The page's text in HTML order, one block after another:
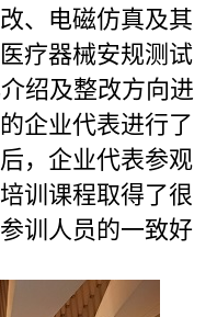
、电磁仿真及其
疗器械安规测试
绍及整改方向进
企业代表进行了
，企业代表参观
训课程取得了很
训人员的一致好